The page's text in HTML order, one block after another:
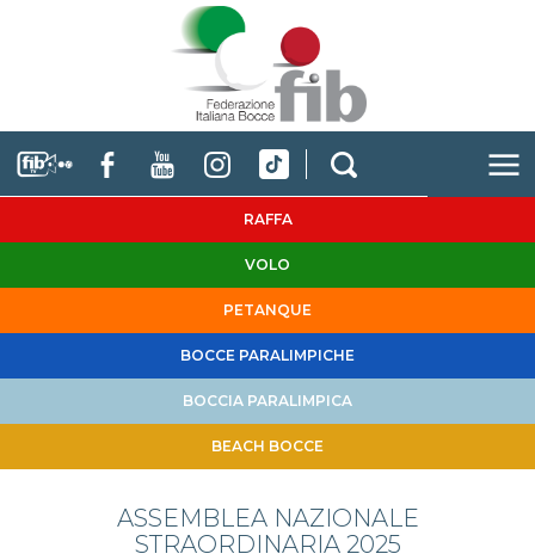
RAFFA
VOLO
PETANQUE
BOCCE PARALIMPICHE
BOCCIA PARALIMPICA
BEACH BOCCE
ASSEMBLEA NAZIONALE
STRAORDINARIA 2025